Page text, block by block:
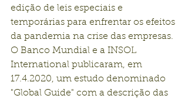
edição de leis especiais e
temporárias para enfrentar os efeitos
da pandemia na crise das empresas.
O Banco Mundial e a INSOL
International publicaram, em
17.4.2020, um estudo denominado
"Global Guide" com a descrição das